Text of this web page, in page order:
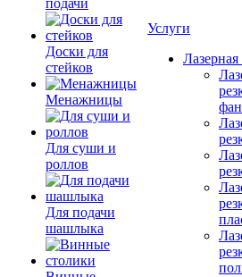
подачи
Доски для
стейков
Менажницы
Для суши и
роллов
Для подачи
шашлыка
Услуги
Лазерная